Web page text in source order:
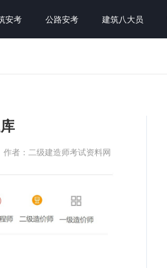
安考 公路安考 建筑八大员
作者：二级建造师考试资料网